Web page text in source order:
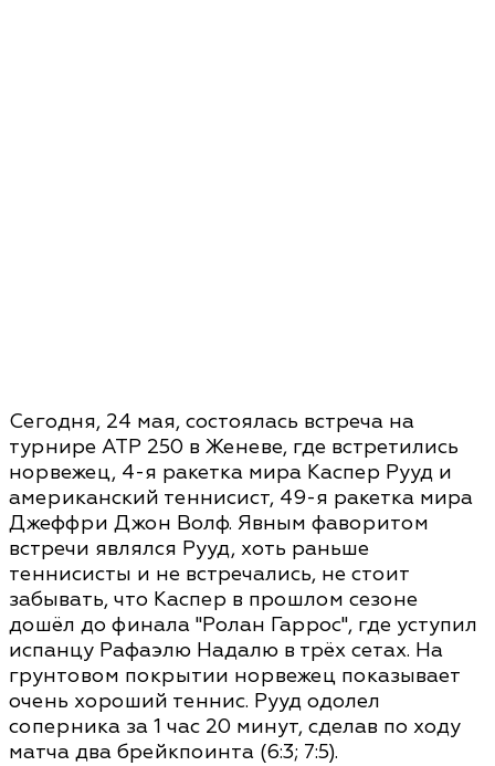
Сегодня, 24 мая, состоялась встреча на
турнире ATP 250 в Женеве, где встретились
норвежец, 4-я ракетка мира Каспер Рууд и
американский теннисист, 49-я ракетка мира
Джеффри Джон Волф. Явным фаворитом
встречи являлся Рууд, хоть раньше
теннисисты и не встречались, не стоит
забывать, что Каспер в прошлом сезоне
дошёл до финала "Ролан Гаррос", где уступил
испанцу Рафаэлю Надалю в трёх сетах. На
грунтовом покрытии норвежец показывает
очень хороший теннис. Рууд одолел
соперника за 1 час 20 минут, сделав по ходу
матча два брейкпоинта (6:3; 7:5).